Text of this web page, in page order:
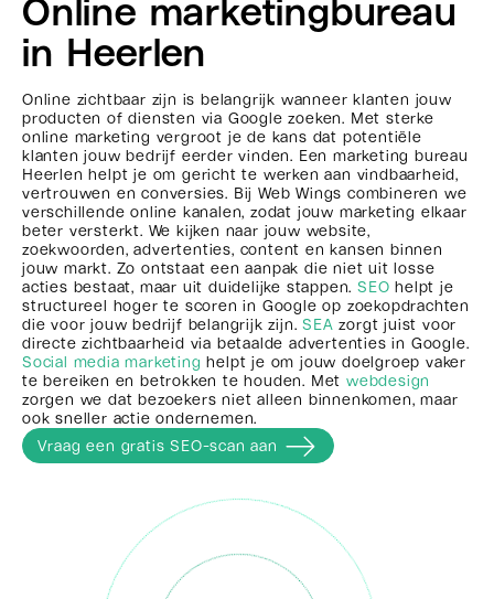
Online marketingbureau
in Heerlen
Online zichtbaar zijn is belangrijk wanneer klanten jouw
producten of diensten via Google zoeken. Met sterke
online marketing vergroot je de kans dat potentiële
klanten jouw bedrijf eerder vinden. Een marketing bureau
Heerlen helpt je om gericht te werken aan vindbaarheid,
vertrouwen en conversies. Bij Web Wings combineren we
verschillende online kanalen, zodat jouw marketing elkaar
beter versterkt. We kijken naar jouw website,
zoekwoorden, advertenties, content en kansen binnen
jouw markt. Zo ontstaat een aanpak die niet uit losse
acties bestaat, maar uit duidelijke stappen. SEO helpt je
structureel hoger te scoren in Google op zoekopdrachten
die voor jouw bedrijf belangrijk zijn.SEA zorgt juist voor
directe zichtbaarheid via betaalde advertenties in Google.
Social media marketing helpt je om jouw doelgroep vaker
te bereiken en betrokken te houden. Met webdesign
zorgen we dat bezoekers niet alleen binnenkomen, maar
ook sneller actie ondernemen.
Vraag een gratis SEO-scan aan